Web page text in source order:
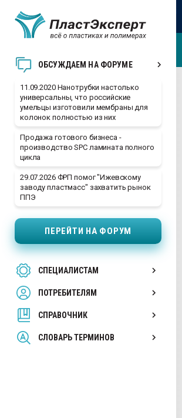
ОБСУЖДАЕМ НА ФОРУМЕ
11.09.2020 Нанотрубки настолько
универсальны, что российские
умельцы изготовили мембраны для
колонок полностью из них
Продажа готового бизнеса -
производство SPC ламината полного
цикла
29.07.2026 ФРП помог "Ижевскому
заводу пластмасс" захватить рынок
ППЭ
ПЕРЕЙТИ НА ФОРУМ
СПЕЦИАЛИСТАМ
ПОТРЕБИТЕЛЯМ
СПРАВОЧНИК
СЛОВАРЬ ТЕРМИНОВ